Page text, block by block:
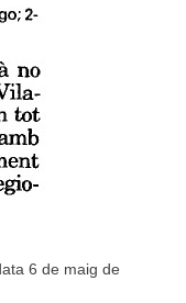
6 de maig de